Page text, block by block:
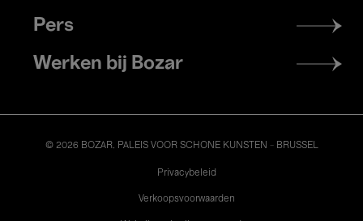
Pers
Werken bij Bozar
© 2026 BOZAR. PALEIS VOOR SCHONE KUNSTEN - BRUSSEL
Privacybeleid
Verkoopsvoorwaarden